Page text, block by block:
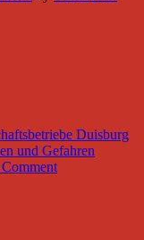
Duisburg
und Gefahren